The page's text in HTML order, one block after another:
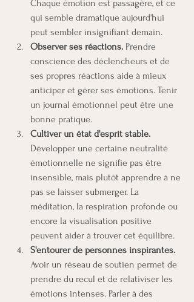
Chaque émotion est passagère, et ce
qui semble dramatique aujourd'hui
peut sembler insignifiant demain.
Observer ses réactions. Prendre
conscience des déclencheurs et de
ses propres réactions aide à mieux
anticiper et gérer ses émotions. Tenir
un journal émotionnel peut être une
bonne pratique.
Cultiver un état d'esprit stable.
Développer une certaine neutralité
émotionnelle ne signifie pas être
insensible, mais plutôt apprendre à ne
pas se laisser submerger. La
méditation, la respiration profonde ou
encore la visualisation positive
peuvent aider à trouver cet équilibre.
S'entourer de personnes inspirantes.
Avoir un réseau de soutien permet de
prendre du recul et de relativiser les
émotions intenses. Parler à des